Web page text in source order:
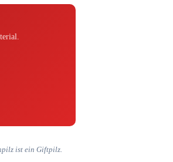
ist ein Giftpilz.